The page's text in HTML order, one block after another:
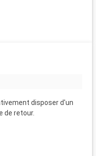
disposer d'un
de retour.